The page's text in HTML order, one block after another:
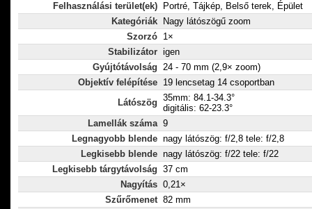
Felhasználási terület(ek)
Portré, Tájkép, Belső terek, Épület
Kategóriák
Nagy látószögű zoom
Szorzó 1×
Stabilizátor igen
Gyújtótávolság 24 - 70 mm (2,9× zoom)
Objektív felépítése 19 lencsetag 14 csoportban
Látószög 35mm: 84.1-34.3°
digitális: 62-23.3°
Lamellák száma 9
Legnagyobb blende nagy látószög: f/2,8 tele: f/2,8
Legkisebb blende nagy látószög: f/22 tele: f/22
Legkisebb tárgytávolság 37 cm
Nagyítás 0,21×
Szűrőmenet 82 mm